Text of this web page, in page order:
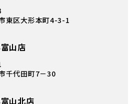
東区大形本町4-3-1
山店
千代田町7－30
山北店